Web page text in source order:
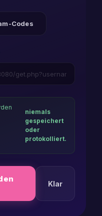
Codes
niemals
gespeichert
oder
protokolliert.
Klar